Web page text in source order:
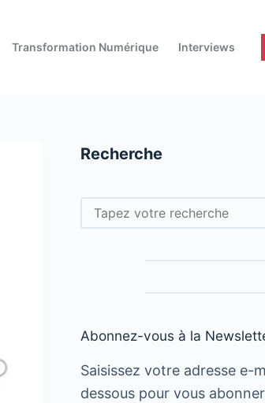
Transformation Numérique Interviews
Recherche
Rechercher
Abonnez-vous à la
Saisissez votre adresse e-
dessous pour vous